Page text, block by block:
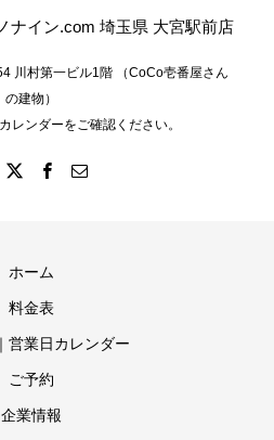
ナイン.com 埼玉県 大宮駅前店
川村第一ビル1階 （CoCo壱番屋さん
の建物）
レンダーをご確認ください。
ホーム
料金表
営業日カレンダー
ご予約
企業情報